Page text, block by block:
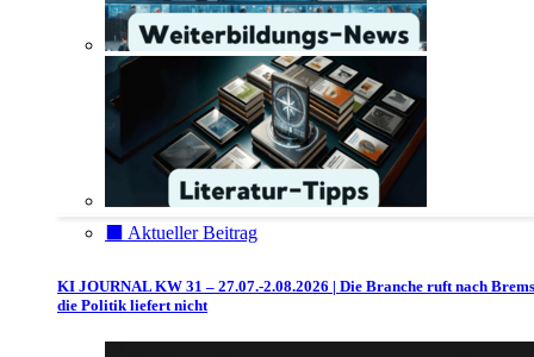
⬛️ Aktueller Beitrag
KI JOURNAL KW 31 – 27.07.-2.08.2026 | Die Branche ruft nach
die Politik liefert nicht